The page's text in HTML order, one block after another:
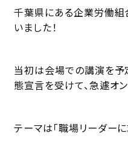
千葉県にある企業労働組
いました！
当初は会場での講演を予
態宣言を受けて、急遽オ
テーマは「職場リーダー